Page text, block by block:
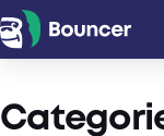
Sari
la